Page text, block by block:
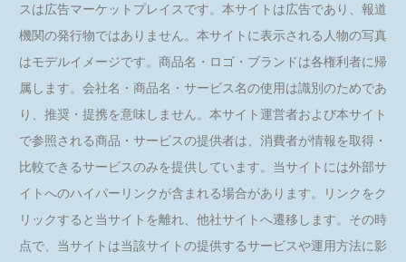
スは広告マーケットプレイスです。本サイトは広告であり、報道
機関の発行物ではありません。本サイトに表示される人物の写真
はモデルイメージです。商品名・ロゴ・ブランドは各権利者に帰
属します。会社名・商品名・サービス名の使用は識別のためであ
り、推奨・提携を意味しません。本サイト運営者および本サイト
で参照される商品・サービスの提供者は、消費者が情報を取得・
比較できるサービスのみを提供しています。当サイトには外部サ
イトへのハイパーリンクが含まれる場合があります。リンクをク
リックすると当サイトを離れ、他社サイトへ遷移します。その時
点で、当サイトは当該サイトの提供するサービスや運用方法に影